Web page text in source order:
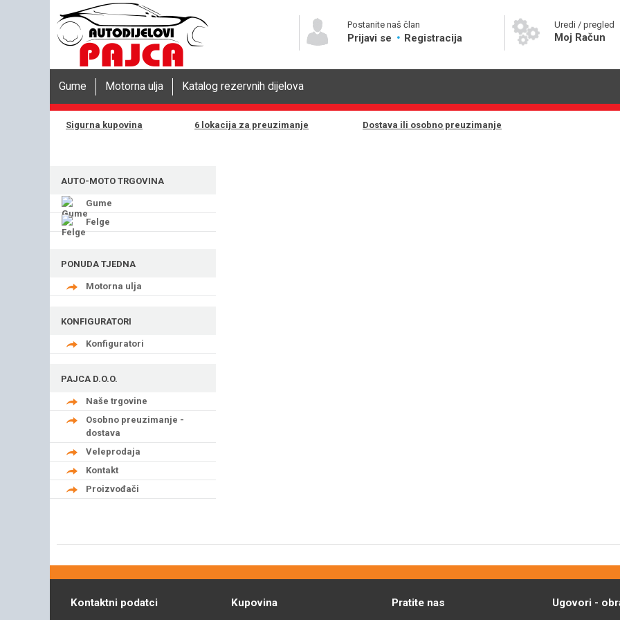
Postanite naš član
Prijavi se Registracija
Uredi / pregled
Moj Račun
Gume Motorna ulja Katalog rezervnih dijelova
Sigurna kupovina 6 lokacija za preuzimanje Dostava ili osobno preuzimanje
AUTO-MOTO TRGOVINA
Gume
Felge
PONUDA TJEDNA
Motorna ulja
KONFIGURATORI
Konfiguratori
PAJCA D.O.O.
Naše trgovine
Osobno preuzimanje -
dostava
Veleprodaja
Kontakt
Proizvođači
Kontaktni podatci Kupovina Pratite nas Ugovori -